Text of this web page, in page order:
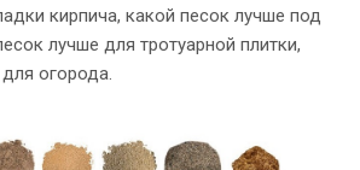
кирпича, какой песок лучше под
лучше для тротуарной плитки,
огорода.